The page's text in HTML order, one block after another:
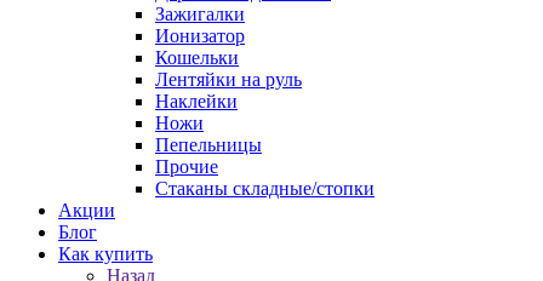
Зажигалки
Ионизатор
Кошельки
Лентяйки на руль
Наклейки
Ножи
Пепельницы
Прочие
Стаканы складные/стопки
Акции
Блог
Как купить
Назад